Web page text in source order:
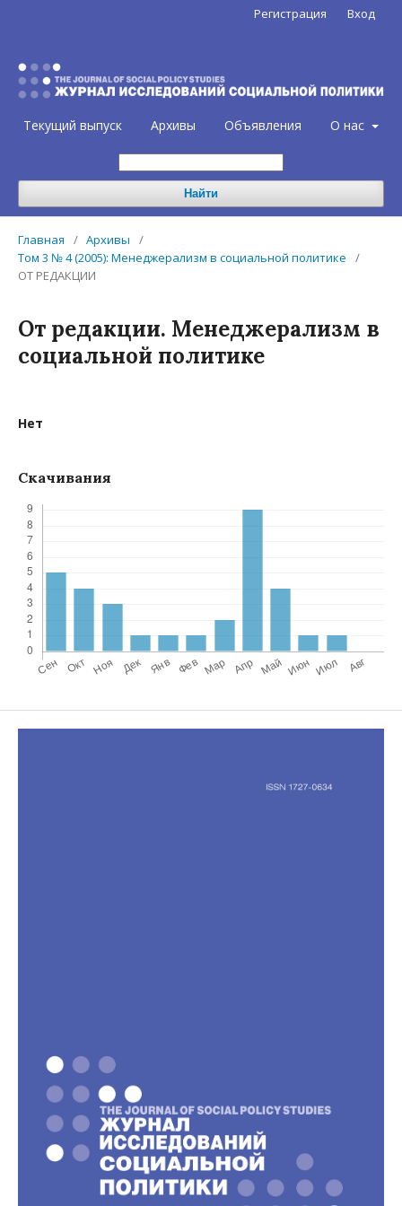
Текущий выпуск Архивы Объявления О нас
Найти
Регистрация Вход
Главная / Архивы
/
Том 3 № 4 (2005): Менеджерализм в социальной политике
/
ОТ РЕДАКЦИИ
От редакции. Менеджерализм в
социальной политике
Нет
Скачивания